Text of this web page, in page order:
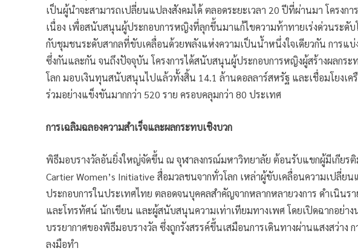
เป็นผู้นำจะสามารถเปลี่ยนแปลงสังคมได้ ตลอดระยะเวลา 20 ปีที่ผ่านมา โครงก
เนื่อง เพื่อสนับสนุนผู้ประกอบการหญิงที่ลุกขึ้นมาแก้ไขความท้าทายเร่งด่วนระดับ
กับชุมชนระดับสากลที่ขับเคลื่อนด้วยพลังแห่งความเป็นน้ำหนึ่งใจเดียวกัน การแ
ซึ่งกันและกัน จนถึงปัจจุบัน โครงการได้สนับสนุนผู้ประกอบการหญิงผู้สร้างผลกระ
โลก มอบเงินทุนสนับสนุนไปแล้วทั้งสิ้น 14.1 ล้านดอลลาร์สหรัฐ และเชื่อมโยงเ
ร่วมอย่างแข็งขันมากกว่า 520 ราย ครอบคลุมกว่า 80 ประเทศ
การเฉลิมฉลองความสำเร็จและผลกระทบเชิงบวก
พิธีมอบรางวัลอันยิ่งใหญ่จัดขึ้น ณ จุฬาลงกรณ์มหาวิทยาลัย ต้อนรับแขกผู้มีเกียร
Cartier Women’s Initiative สื่อมวลชนจากทั่วโลก เหล่าผู้ขับเคลื่อนความเปลี่ย
ประกอบการในประเทศไทย ตลอดจนบุคคลสำคัญจากหลากหลายวงการ ดำเนินรา
และโทรทัศน์ นักเขียน และผู้สนับสนุนความเท่าเทียมทางเพศ โดยเปิดฉากอย่า
บรรยากาศของพิธีมอบรางวัล ซึ่งถูกรังสรรค์ขึ้นเสมือนการเดินทางผ่านแสงสว่าง
ลงมือทำ